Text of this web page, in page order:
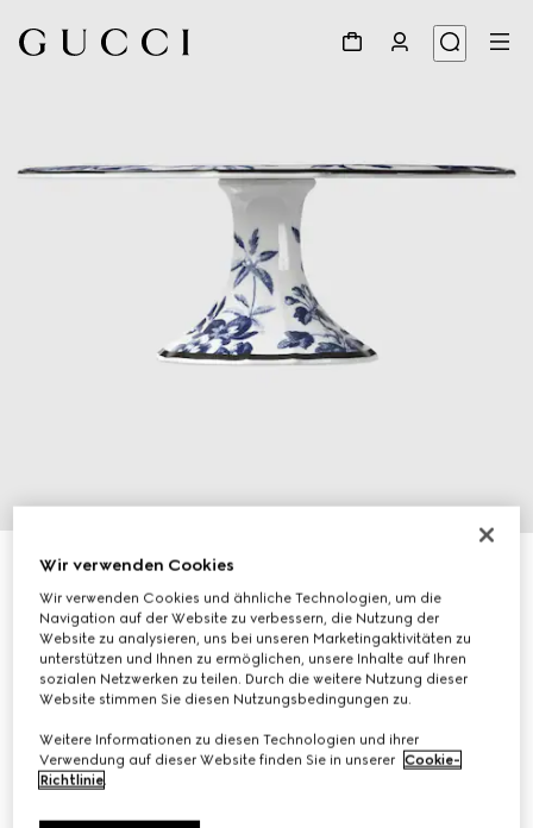
Tortenständer mit Herbarium-Motiv
€ 510
Variantenblaues und weißes Porzellan
Wir verwenden Cookies
Wir verwenden Cookies und ähnliche Technologien, um die
Navigation auf der Website zu verbessern, die Nutzung der
Website zu analysieren, uns bei unseren Marketingaktivitäten zu
unterstützen und Ihnen zu ermöglichen, unsere Inhalte auf Ihren
sozialen Netzwerken zu teilen. Durch die weitere Nutzung dieser
Website stimmen Sie diesen Nutzungsbedingungen zu.
Weitere Informationen zu diesen Technologien und ihrer
Verwendung auf dieser Website finden Sie in unserer Cookie-
Richtlinie.